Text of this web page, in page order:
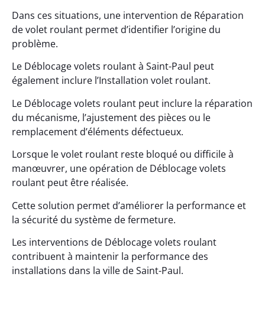
Dans ces situations, une intervention de Réparation
de volet roulant permet d’identifier l’origine du
problème.
Le Déblocage volets roulant à Saint-Paul peut
également inclure l’Installation volet roulant.
Le Déblocage volets roulant peut inclure la réparation
du mécanisme, l’ajustement des pièces ou le
remplacement d’éléments défectueux.
Lorsque le volet roulant reste bloqué ou difficile à
manœuvrer, une opération de Déblocage volets
roulant peut être réalisée.
Cette solution permet d’améliorer la performance et
la sécurité du système de fermeture.
Les interventions de Déblocage volets roulant
contribuent à maintenir la performance des
installations dans la ville de Saint-Paul.